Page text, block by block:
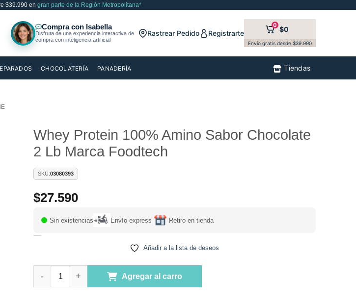
$39.990 en gran parte de la Región Metropolitana*
Rastrear Pedido Registrarte
0 $0
Envío gratis desde $39.990
CHOCOLATERÍA PANADERÍA Tiendas
Whey Protein 100% Amino Sabor Chocolate
2 Lb Marca Foodtech
SKU:03080393
$27.590
Sin existencias Envío express Retiro en tienda
Añadir a la lista de deseos
Agregar al carro